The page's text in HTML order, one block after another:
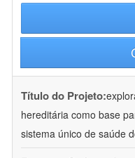
Título do Projeto:
hereditária como base
sistema único de saúde